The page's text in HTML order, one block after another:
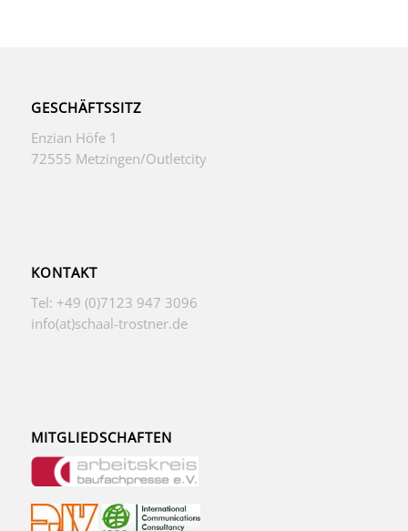
GESCHÄFTSSITZ
Enzian Höfe 1
72555 Metzingen/Outletcity
KONTAKT
Tel: +49 (0)7123 947 3096
info(at)schaal-trostner.de
MITGLIEDSCHAFTEN